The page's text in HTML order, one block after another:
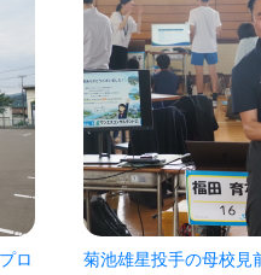
前中学校プログラム（7月1